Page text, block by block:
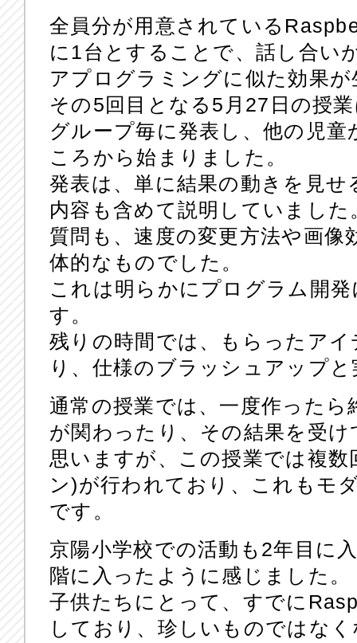
全員分が用意されている
に1台とすることで、話し合い
アプログラミングに似た効果
その5回目となる5月27日の授
グループ毎に発表し、他の児
ころから始まりました。
発表は、単に結果の動きを見
内容も含めて説明していました
質問も、速度の変更方法や画
体的なものでした。
これは明らかにプログラム開
す。
残りの時間では、もらったア
り、仕様のブラッシュアップ
通常の授業では、一度作った
が関わったり、その結果を受
思いますが、この授業では複
ン)が行われており、これもモ
です。
京陽小学校での活動も2年目に
階に入ったように感じました。
子供たちにとって、すでに
しており、珍しいものではな